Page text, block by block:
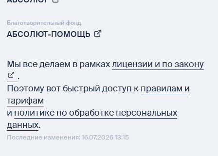
Благотворительный фонд
АБСОЛЮТ-ПОМОЩЬ
Мы все делаем в рамкахлицензии и по закону
.
Поэтому вот быстрый доступ к правилам и
тарифам
и политике по обработке персональных
данных.
Последние изменения: 16.07.2026 13:15